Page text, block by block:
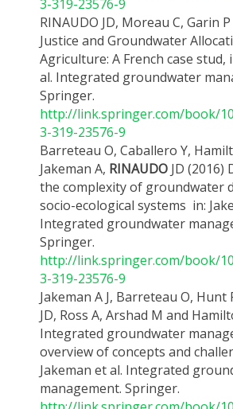
3-319-23576-9
RINAUDO JD, Moreau C, Garin
Justice and Groundwater
Agriculture: A French case stud,
al. Integrated groundwater
Springer.
http://link.springer.com/book/
3-319-23576-9
Barreteau O, Caballero Y,
Jakeman A, RINAUDO JD
the complexity of groundwater
socio-ecological systems in:
Integrated groundwater
Springer.
http://link.springer.com/book/
3-319-23576-9
Jakeman A J, Barreteau O, Hunt
JD, Ross A, Arshad M and
Integrated groundwater
overview of concepts and
Jakeman et al. Integrated
management. Springer.